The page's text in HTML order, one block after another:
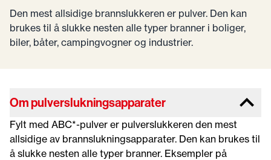
Den mest allsidige brannslukkeren er pulver. Den kan
brukes til å slukke nesten alle typer branner i boliger,
biler, båter, campingvogner og industrier.
Om pulverslukningsapparater
Fylt med ABC*-pulver er pulverslukkeren den mest
allsidige av brannslukningsapparater. Den kan brukes til
å slukke nesten alle typer branner. Eksempler på